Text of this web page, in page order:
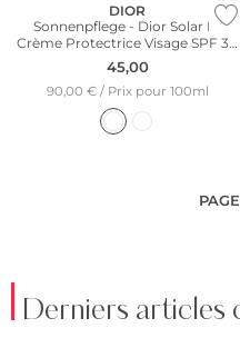
DIOR
Sonnenpflege - Dior Solar La
Crème Protectrice Visage SPF 30
50ml
45,00
90,00 € / Prix pour 100ml
Derniers articles